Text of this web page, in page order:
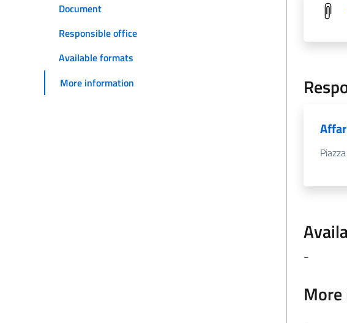
Document
Responsible office
Available formats
More information
-